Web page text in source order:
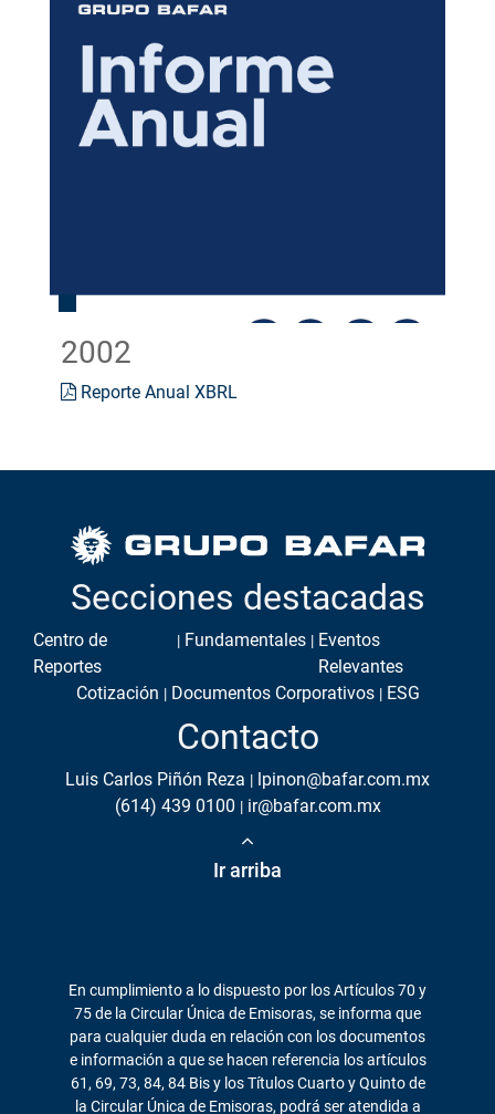
2002
Reporte Anual XBRL
Secciones destacadas
Centro de
Reportes
Fundamentales
Eventos
Relevantes
Cotización
Documentos Corporativos ESG
Contacto
Luis Carlos Piñón Reza
lpinon@bafar.com.mx
(614) 439 0100
ir@bafar.com.mx
Ir arriba
En cumplimiento a lo dispuesto por los Artículos 70 y
75 de la Circular Única de Emisoras, se informa que
para cualquier duda en relación con los documentos
e información a que se hacen referencia los artículos
61, 69, 73, 84, 84 Bis y los Títulos Cuarto y Quinto de
la Circular Única de Emisoras, podrá ser atendida a